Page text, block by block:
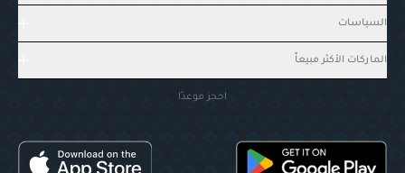
السياسات
الماركات الأكثر مبيعاً
احجز موعدًا